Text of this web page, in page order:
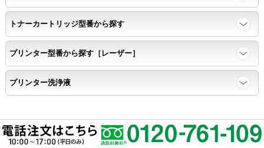
トナーカートリッジ型番から探す
プリンター型番から探す［レーザー］
プリンター洗浄液